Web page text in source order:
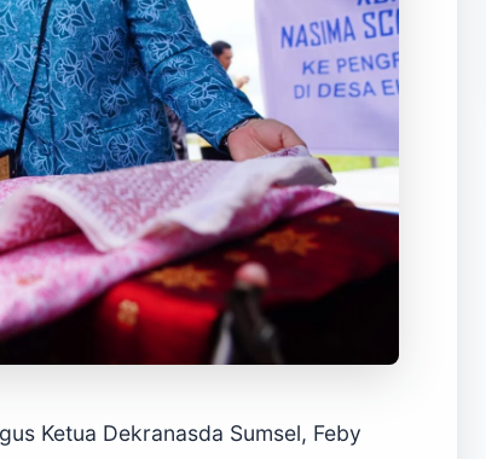
Ketua Dekranasda Sumsel, Feby